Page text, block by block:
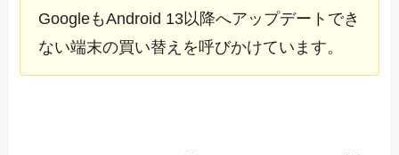
GoogleもAndroid 13以降へアップデートでき
ない端末の買い替えを呼びかけています。